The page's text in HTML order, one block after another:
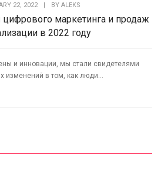
22, 2022 BY ALEKS
цифрового маркетинга и продаж
в 2022 году
и инновации, мы стали свидетелями
изменений в том, как люди...